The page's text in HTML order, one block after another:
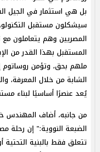
بل هي استثمار في الجيل
سيشكلون مستقبل
المصريين وهم يتعاملون
المستقبل بهذا القدر من
ملهم بحق، وتؤمن روساتوم
الشابة من خلال المعرفة،
يُعد عنصرًا أساسيًا لبناء
من جانبه، أضاف المهندس
الضبعة النووية:" إن رحلة
تتعلق فقط بالبنية